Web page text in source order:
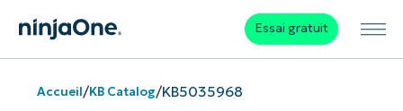
Essai gratuit
Accueil/KB Catalog/KB5035968